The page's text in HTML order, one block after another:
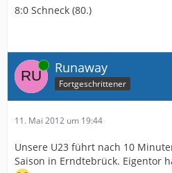
8:0 Schneck (80.)
Online Runaway
Fortgeschrittener
11. Mai 2012 um 19:44
Unsere U23 führt nach 10
Saison in Erndtebrück. Eigentor